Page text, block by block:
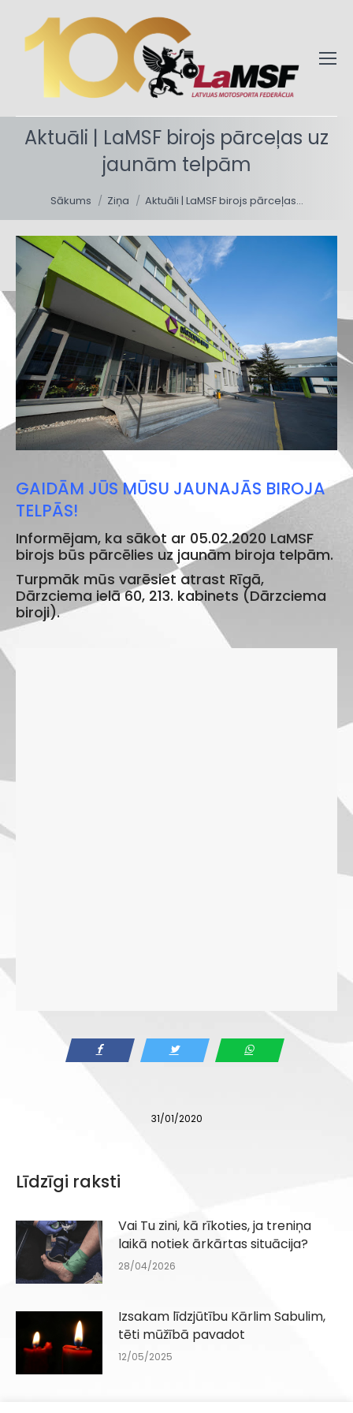
Aktuāli | LaMSF birojs pārceļas uz
jaunām telpām
Sākums Ziņa Aktuāli | LaMSF birojs pārceļas…
GAIDĀM JŪS MŪSU JAUNAJĀS BIROJA
TELPĀS!
Informējam, ka sākot ar 05.02.2020 LaMSF
birojs būs pārcēlies uz jaunām biroja telpām.
Turpmāk mūs varēsiet atrast Rīgā,
Dārzciema ielā 60, 213. kabinets (Dārzciema
biroji).
31/01/2020
Līdzīgi raksti
Vai Tu zini, kā rīkoties, ja treniņa
laikā notiek ārkārtas situācija?
28/04/2026
Izsakam līdzjūtību Kārlim Sabulim,
tēti mūžībā pavadot
12/05/2025